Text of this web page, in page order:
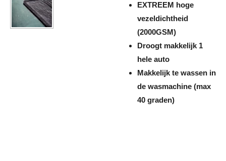
EXTREEM hoge
vezeldichtheid
(2000GSM)
Droogt makkelijk 1
hele auto
Makkelijk te wassen in
de wasmachine (max
40 graden)